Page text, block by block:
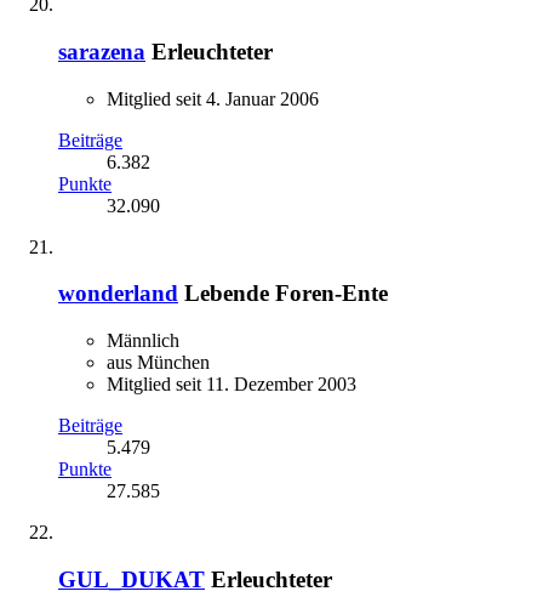
sarazena Erleuchteter
Mitglied seit 4. Januar 2006
Beiträge
6.382
Punkte
32.090
wonderland Lebende Foren-Ente
Männlich
aus München
Mitglied seit 11. Dezember 2003
Beiträge
5.479
Punkte
27.585
GUL_DUKAT Erleuchteter